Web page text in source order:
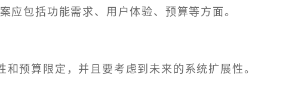
应包括功能需求、用户体验、预算等方面。
预算限定，并且要考虑到未来的系统扩展性。